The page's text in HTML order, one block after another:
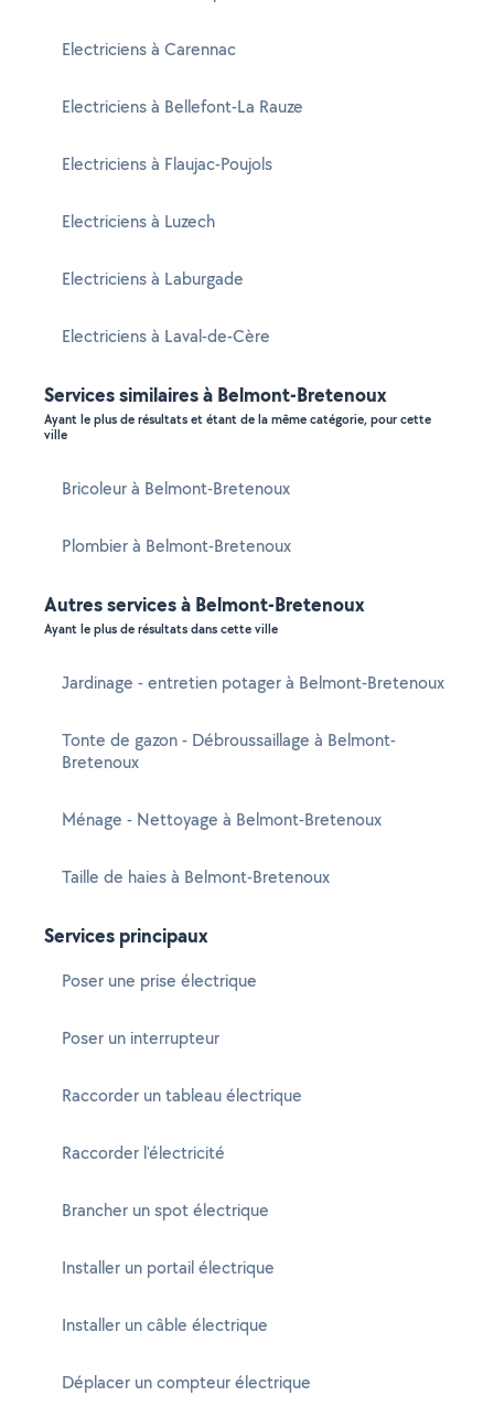
Electriciens à Carennac
Electriciens à Bellefont-La Rauze
Electriciens à Flaujac-Poujols
Electriciens à Luzech
Electriciens à Laburgade
Electriciens à Laval-de-Cère
Services similaires à Belmont-Bretenoux
Ayant le plus de résultats et étant de la même catégorie, pour cette
ville
Bricoleur à Belmont-Bretenoux
Plombier à Belmont-Bretenoux
Autres services à Belmont-Bretenoux
Ayant le plus de résultats dans cette ville
Jardinage - entretien potager à Belmont-Bretenoux
Tonte de gazon - Débroussaillage à Belmont-
Bretenoux
Ménage - Nettoyage à Belmont-Bretenoux
Taille de haies à Belmont-Bretenoux
Services principaux
Poser une prise électrique
Poser un interrupteur
Raccorder un tableau électrique
Raccorder l'électricité
Brancher un spot électrique
Installer un portail électrique
Installer un câble électrique
Déplacer un compteur électrique